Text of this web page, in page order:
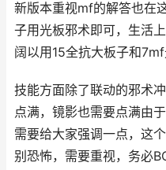
新版本重视mf的解答也在
子用光板邪术即可，生活
阔以用15全抗大板子和7mf
技能方面除了联动的邪术
点满，镜影也需要点满由
需要给大家强调一点，这
别恐怖，需要重视，务必